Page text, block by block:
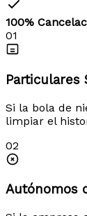
100%
01
Particulares
Si la bola de
limpiar el
02
Autónomos